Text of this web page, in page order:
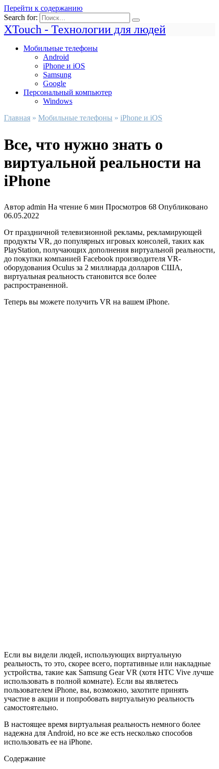
Перейти к содержанию
Search for:
XTouch - Технологии для людей
Мобильные телефоны
Android
iPhone и iOS
Samsung
Google
Персональный компьютер
Windows
Главная » Мобильные телефоны » iPhone и iOS
Все, что нужно знать о
виртуальной реальности на
iPhone
Автор admin На чтение 6 мин Просмотров 68 Опубликовано
06.05.2022
От праздничной телевизионной рекламы, рекламирующей
продукты VR, до популярных игровых консолей, таких как
PlayStation, получающих дополнения виртуальной реальности,
до покупки компанией Facebook производителя VR-
оборудования Oculus за 2 миллиарда долларов США,
виртуальная реальность становится все более
распространенной.
Теперь вы можете получить VR на вашем iPhone.
Если вы видели людей, использующих виртуальную
реальность, то это, скорее всего, портативные или накладные
устройства, такие как Samsung Gear VR (хотя HTC Vive лучше
использовать в полной комнате). Если вы являетесь
пользователем iPhone, вы, возможно, захотите принять
участие в акции и попробовать виртуальную реальность
самостоятельно.
В настоящее время виртуальная реальность немного более
надежна для Android, но все же есть несколько способов
использовать ее на iPhone.
Содержание